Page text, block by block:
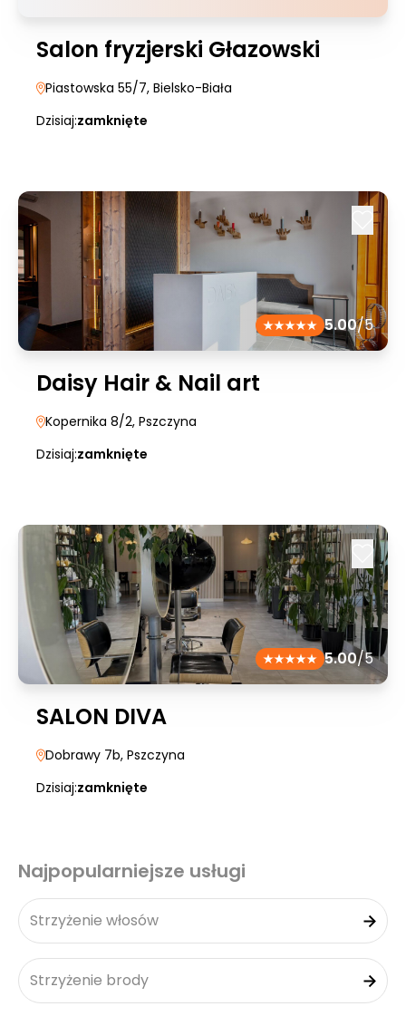
Salon fryzjerski Głazowski
Piastowska 55/7, Bielsko-Biała
Dzisiaj:zamknięte
5.00/5
Daisy Hair & Nail art
Kopernika 8/2, Pszczyna
Dzisiaj:zamknięte
5.00/5
SALON DIVA
Dobrawy 7b, Pszczyna
Dzisiaj:zamknięte
Najpopularniejsze usługi
Strzyżenie włosów
Strzyżenie brody